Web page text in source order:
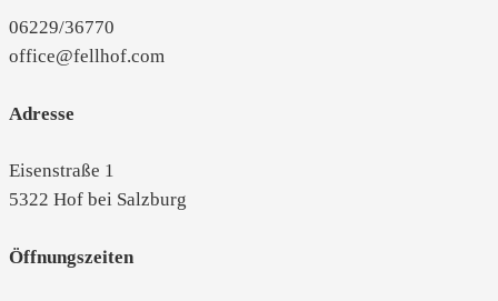
06229/36770
office@fellhof.com
Adresse
Eisenstraße 1
5322 Hof bei Salzburg
Öffnungszeiten